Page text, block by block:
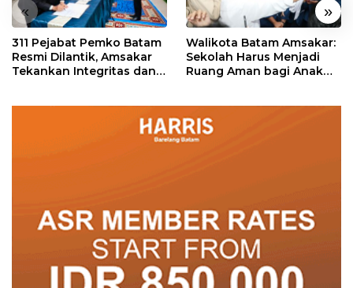
« »
311 Pejabat Pemko Batam
Resmi Dilantik, Amsakar
Tekankan Integritas dan
Walikota Batam Amsakar:
Sekolah Harus Menjadi
Ruang Aman bagi Anak